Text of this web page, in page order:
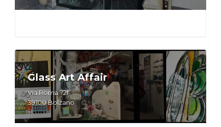
Glass Art Affair
Via Roma 72f
39100 Bolzano